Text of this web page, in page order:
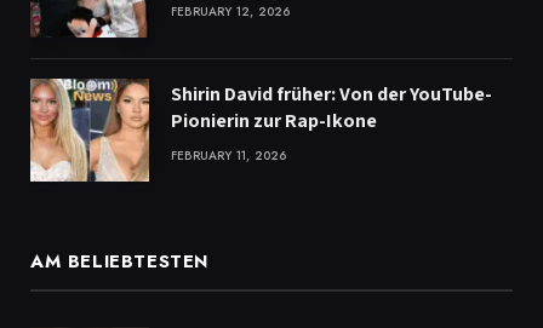
FEBRUARY 12, 2026
Shirin David früher: Von der YouTube-
Pionierin zur Rap-Ikone
FEBRUARY 11, 2026
AM BELIEBTESTEN